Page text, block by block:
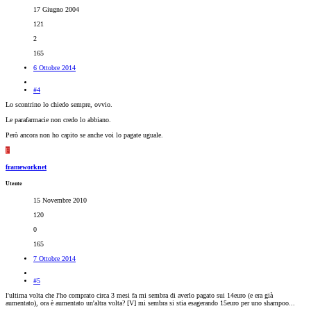
17 Giugno 2004
121
2
165
6 Ottobre 2014
#4
Lo scontrino lo chiedo sempre, ovvio.
Le parafarmacie non credo lo abbiano.
Però ancora non ho capito se anche voi lo pagate uguale.
F
frameworknet
Utente
15 Novembre 2010
120
0
165
7 Ottobre 2014
#5
l'ultima volta che l'ho comprato circa 3 mesi fa mi sembra di averlo pagato sui 14euro (e era già
aumentato), ora è aumentato un'altra volta? [V] mi sembra si stia esagerando 15euro per uno shampoo...